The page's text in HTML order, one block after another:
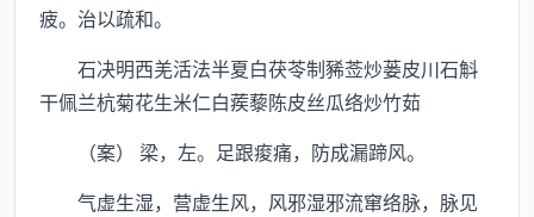
疲。治以疏和。
石决明西羌活法半夏白茯苓制豨莶炒蒌皮川石斛
干佩兰杭菊花生米仁白蒺藜陈皮丝瓜络炒竹茹
（案） 梁，左。足跟痠痛，防成漏蹄风。
气虚生湿，营虚生风，风邪湿邪流窜络脉，脉见